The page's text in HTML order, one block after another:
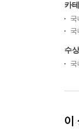
카
국
국
수
국
이